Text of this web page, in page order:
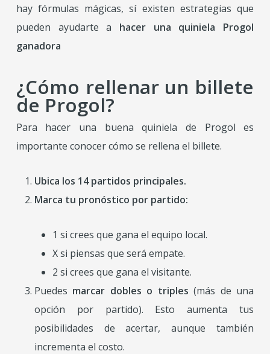
hay fórmulas mágicas, sí existen estrategias que
pueden ayudarte a hacer una quiniela Progol
ganadora
¿Cómo rellenar un billete
de Progol?
Para hacer una buena quiniela de Progol es
importante conocer cómo se rellena el billete.
Ubica los 14 partidos principales.
Marca tu pronóstico por partido:
1 si crees que gana el equipo local.
X si piensas que será empate.
2 si crees que gana el visitante.
Puedes marcar dobles o triples (más de una
opción por partido). Esto aumenta tus
posibilidades de acertar, aunque también
incrementa el costo.